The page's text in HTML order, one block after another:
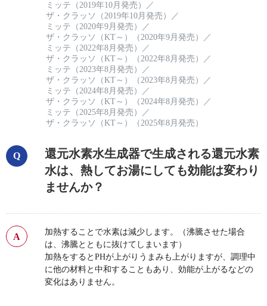
ミッテ（2019年10月発売）
／
ザ・クラッソ（2019年10月発売）
／
ミッテ（2020年9月発売）
／
ザ・クラッソ（KT～）（2020年9月発売）
／
ミッテ（2022年8月発売）
／
ザ・クラッソ（KT～）（2022年8月発売）
／
ミッテ（2023年8月発売）
／
ザ・クラッソ（KT～）（2023年8月発売）
／
ミッテ（2024年8月発売）
／
ザ・クラッソ（KT～）（2024年8月発売）
／
ミッテ（2025年8月発売）
／
ザ・クラッソ（KT～）（2025年8月発売）
還元水素水生成器で生成される還元水素
水は、熱してお湯にしても効能は変わり
ませんか？
加熱することで水素は減少します。（沸騰させた場合
は、沸騰とともに抜けてしまいます）
加熱をするとPHが上がりうまみも上がりますが、調理中
に他の材料と中和することもあり、効能が上がるなどの
変化はありません。